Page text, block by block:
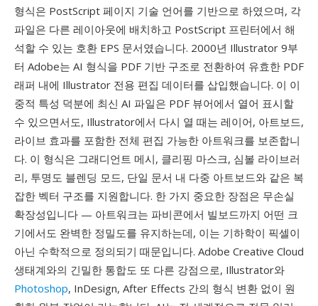
형식은 PostScript 페이지 기술 언어를 기반으로 하였으며, 각
파일은 다른 레이아웃에 배치하고 PostScript 프린터에서 해
석할 수 있는 호환 EPS 문서였습니다. 2000년 Illustrator 9부
터 Adobe는 AI 형식을 PDF 기반 구조로 전환하여 유효한 PDF
래퍼 내에 Illustrator 전용 편집 데이터를 삽입했습니다. 이 이
중적 특성 덕분에 최신 AI 파일은 PDF 뷰어에서 열어 표시할
수 있으면서도, Illustrator에서 다시 열 때는 레이어, 아트보드,
라이브 효과를 포함한 전체 편집 가능한 아트워크를 보존합니
다. 이 형식은 그래디언트 메시, 클리핑 마스크, 심볼 라이브러
리, 투명도 블렌딩 모드, 단일 문서 내 다중 아트보드와 같은 복
잡한 벡터 구조를 지원합니다. 한 가지 중요한 장점은 무손실
확장성입니다 — 아트워크는 파비콘에서 빌보드까지 어떤 크
기에서도 완벽한 정밀도를 유지하는데, 이는 기하학이 픽셀이
아닌 수학적으로 정의되기 때문입니다. Adobe Creative Cloud
생태계와의 긴밀한 통합도 또 다른 강점으로, Illustrator와
Photoshop, InDesign, After Effects 간의 형식 변환 없이 원